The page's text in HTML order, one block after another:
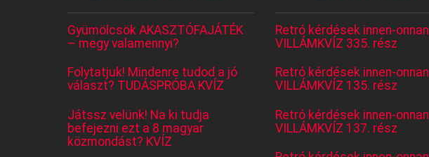
Gyümölcsök AKASZTÓFAJÁTÉK
– megy valamennyi?
Folytatjuk! Mindenre tudod a jó
választ? TUDÁSPRÓBA KVÍZ
Játssz velünk! Na ki tudja
befejezni ezt a 8 magyar
közmondást? KVÍZ
Retró kérdések innen-onnan
VILLÁMKVÍZ 335. rész
Retró kérdések innen-onnan
VILLÁMKVÍZ 135. rész
Retró kérdések innen-onnan
VILLÁMKVÍZ 137. rész